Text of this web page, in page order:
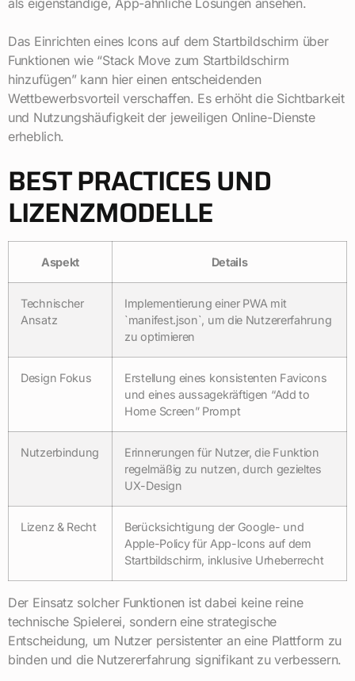
als eigenständige, App-ähnliche Lösungen ansehen.
Das Einrichten eines Icons auf dem Startbildschirm über
Funktionen wie “Stack Move zum Startbildschirm
hinzufügen” kann hier einen entscheidenden
Wettbewerbsvorteil verschaffen. Es erhöht die Sichtbarkeit
und Nutzungshäufigkeit der jeweiligen Online-Dienste
erheblich.
BEST PRACTICES UND
LIZENZMODELLE
Aspekt Details
Technischer
Ansatz
Implementierung einer PWA mit
`manifest.json`, um die Nutzererfahrung
zu optimieren
Design Fokus
Erstellung eines konsistenten Favicons
und eines aussagekräftigen “Add to
Home Screen” Prompt
Nutzerbindung
Erinnerungen für Nutzer, die Funktion
regelmäßig zu nutzen, durch gezieltes
UX-Design
Lizenz & Recht
Berücksichtigung der Google- und
Apple-Policy für App-Icons auf dem
Startbildschirm, inklusive Urheberrecht
Der Einsatz solcher Funktionen ist dabei keine reine
technische Spielerei, sondern eine strategische
Entscheidung, um Nutzer persistenter an eine Plattform zu
binden und die Nutzererfahrung signifikant zu verbessern.